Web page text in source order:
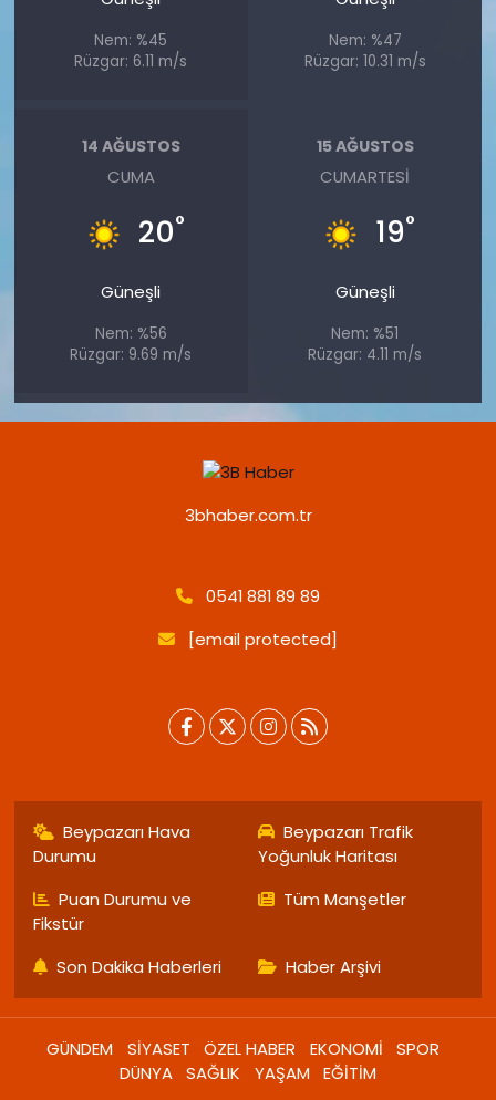
Nem: %45
Rüzgar: 6.11 m/s
Nem: %47
Rüzgar: 10.31 m/s
14 AĞUSTOS
CUMA
20°
Güneşli
Nem: %56
Rüzgar: 9.69 m/s
15 AĞUSTOS
CUMARTESI
19°
Güneşli
Nem: %51
Rüzgar: 4.11 m/s
3bhaber.com.tr
0541 881 89 89
[email protected]
Beypazarı Hava
Durumu
Beypazarı Trafik
Yoğunluk Haritası
Puan Durumu ve
Fikstür
Tüm Manşetler
Son Dakika Haberleri Haber Arşivi
GÜNDEM SİYASET ÖZEL HABER EKONOMİ
SPOR
DÜNYA SAĞLIK YAŞAM EĞİTİM